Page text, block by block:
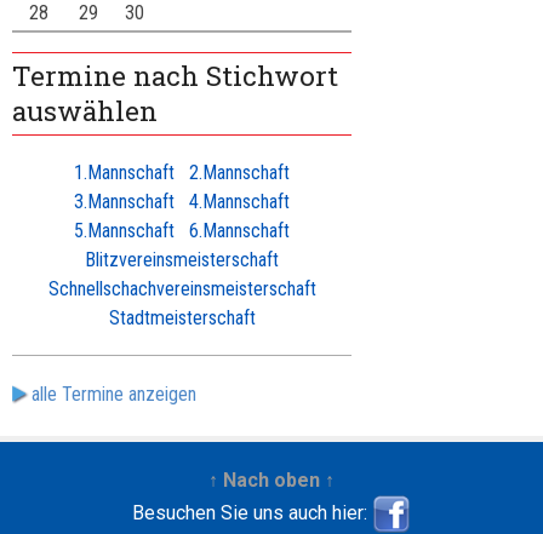
28
29 30
Termine nach Stichwort
auswählen
1.Mannschaft
2.Mannschaft
3.Mannschaft
4.Mannschaft
5.Mannschaft
6.Mannschaft
Blitzvereinsmeisterschaft
Schnellschachvereinsmeisterschaft
Stadtmeisterschaft
alle Termine anzeigen
↑ Nach oben ↑
Besuchen Sie uns auch hier: